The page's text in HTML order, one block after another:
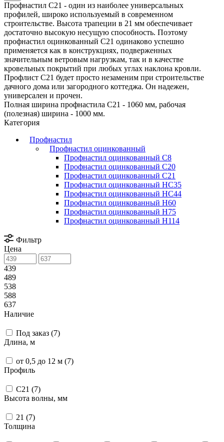
Профнастил С21 - один из наиболее универсальных
профилей, широко используемый в современном
строительстве. Высота трапеции в 21 мм обеспечивает
достаточно высокую несущую способность. Поэтому
профнастил оцинкованный С21 одинаково успешно
применяется как в конструкциях, подверженных
значительным ветровым нагрузкам, так и в качестве
кровельных покрытий при любых углах наклона кровли.
Профлист С21 будет просто незаменим при строительстве
дачного дома или загородного коттеджа. Он надежен,
универсален и прочен.
Полная ширина профнастила С21 - 1060 мм, рабочая
(полезная) ширина - 1000 мм.
Категория
Профнастил
Профнастил оцинкованный
Профнастил оцинкованный С8
Профнастил оцинкованный С20
Профнастил оцинкованный С21
Профнастил оцинкованный НС35
Профнастил оцинкованный НС44
Профнастил оцинкованный Н60
Профнастил оцинкованный Н75
Профнастил оцинкованный Н114
Фильтр
Цена
439
489
538
588
637
Наличие
Под заказ (7)
Длина, м
от 0,5 до 12 м (7)
Профиль
С21 (7)
Высота волны, мм
21 (7)
Толщина